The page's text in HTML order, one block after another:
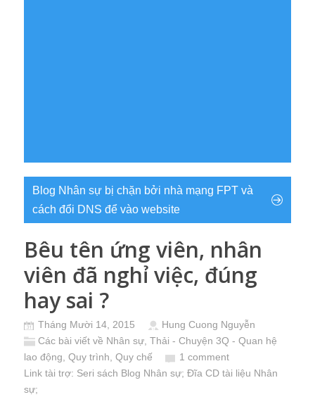
Blog Nhân sự bị chặn bởi nhà mạng FPT và
cách đổi DNS để vào website
Bêu tên ứng viên, nhân
viên đã nghỉ việc, đúng
hay sai ?
Tháng Mười 14, 2015
Hung Cuong Nguyễn
Các bài viết về Nhân sự Thải - Chuyện 3Q - Quan hệ
lao động, Quy trình, Quy chế
1 comment
Link tài trợ: Seri sách Blog Nhân sự; Đĩa CD tài liệu Nhân
sự;